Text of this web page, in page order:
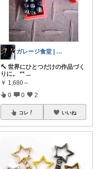
ガレージ食堂 | 開業準備中
🔨 世界にひとつだけの作品づく
りに。 ** ...
￥ 1,680～
0 0 2
コレ いいね